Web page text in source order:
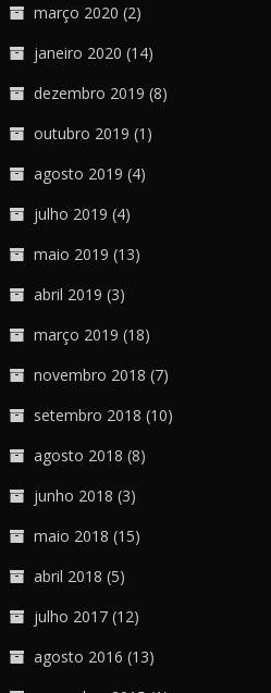
março 2020 (2)
janeiro 2020 (14)
dezembro 2019 (8)
outubro 2019 (1)
agosto 2019 (4)
julho 2019 (4)
maio 2019 (13)
abril 2019 (3)
março 2019 (18)
novembro 2018 (7)
setembro 2018 (10)
agosto 2018 (8)
junho 2018 (3)
maio 2018 (15)
abril 2018 (5)
julho 2017 (12)
agosto 2016 (13)